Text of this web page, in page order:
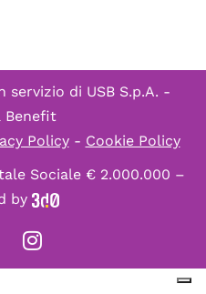
servizio di USB S.p.A. -
Benefit
Policy- Cookie Policy
Sociale € 2.000.000 –
by